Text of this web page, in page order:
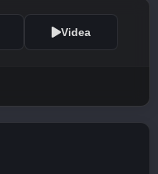
Videa